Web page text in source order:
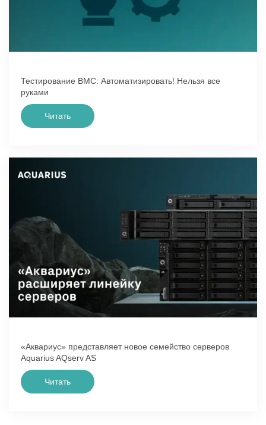
Тестирование BMC: Автоматизировать! Нельзя все
руками
Читать
«Аквариус» представляет новое семейство серверов
Aquarius AQserv AS
Читать